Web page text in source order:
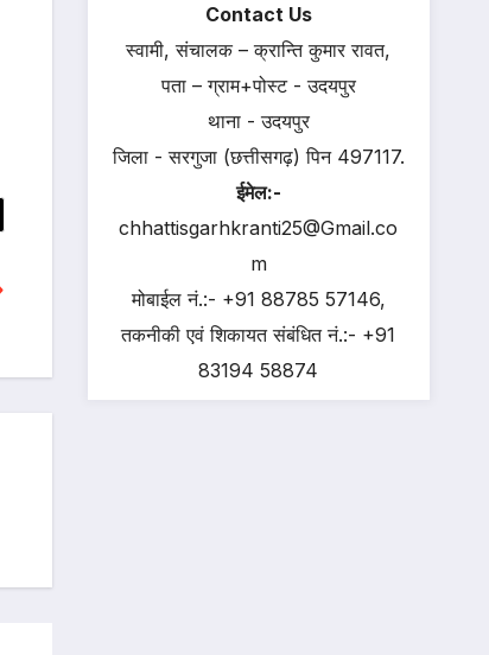
Contact Us
स्वामी, संचालक – क्रान्ति कुमार रावत,
पता – ग्राम+पोस्ट - उदयपुर
थाना - उदयपुर
जिला - सरगुजा (छत्तीसगढ़) पिन 497117.
ईमेल:-
chhattisgarhkranti25@Gmail.co
m
मोबाईल नं.:- +91 88785 57146,
तकनीकी एवं शिकायत संबंधित नं.:- +91
83194 58874